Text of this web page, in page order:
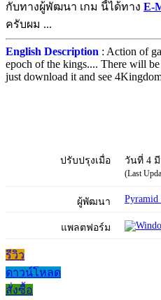
กับทางผู้พัฒนา เกม นี้ได้ทาง E-
ครับผม ...
English Description : Action of
epoch of the kings.... There will
just download it and see
ปรับปรุงเมื่อ วันที่ 4
(Last
ผู้พัฒนา Pyramid
แพลตฟอร์ม
รีวิว
ดาวน์โหลด
สั่งซื้อ